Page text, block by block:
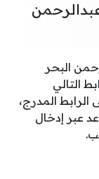
البحر
التالي
الرابط المدرج،
عبر إدخال